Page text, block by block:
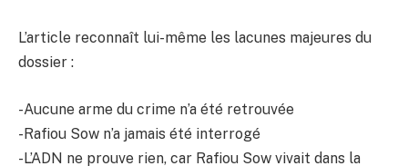
L’article reconnaît lui-même les lacunes majeures du
dossier :
-Aucune arme du crime n’a été retrouvée
-Rafiou Sow n’a jamais été interrogé
-L’ADN ne prouve rien, car Rafiou Sow vivait dans la